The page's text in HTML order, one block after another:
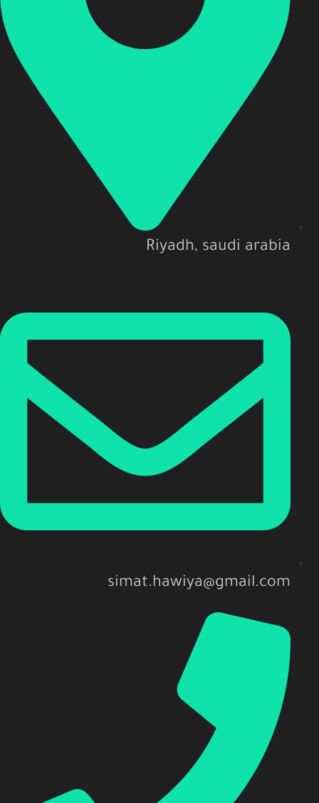
Riyadh, saudi arabia
simat.hawiya@gmail.com